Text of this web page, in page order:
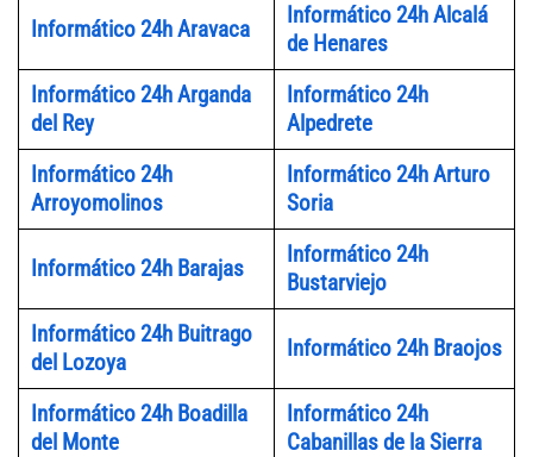
Informático 24h Aravaca
Informático 24h Alcalá
de Henares
Informático 24h Arganda
del Rey
Informático 24h
Alpedrete
Informático 24h
Arroyomolinos
Informático 24h Arturo
Soria
Informático 24h Barajas
Informático 24h
Bustarviejo
Informático 24h Buitrago
del Lozoya
Informático 24h Braojos
Informático 24h Boadilla
del Monte
Informático 24h
Cabanillas de la Sierra